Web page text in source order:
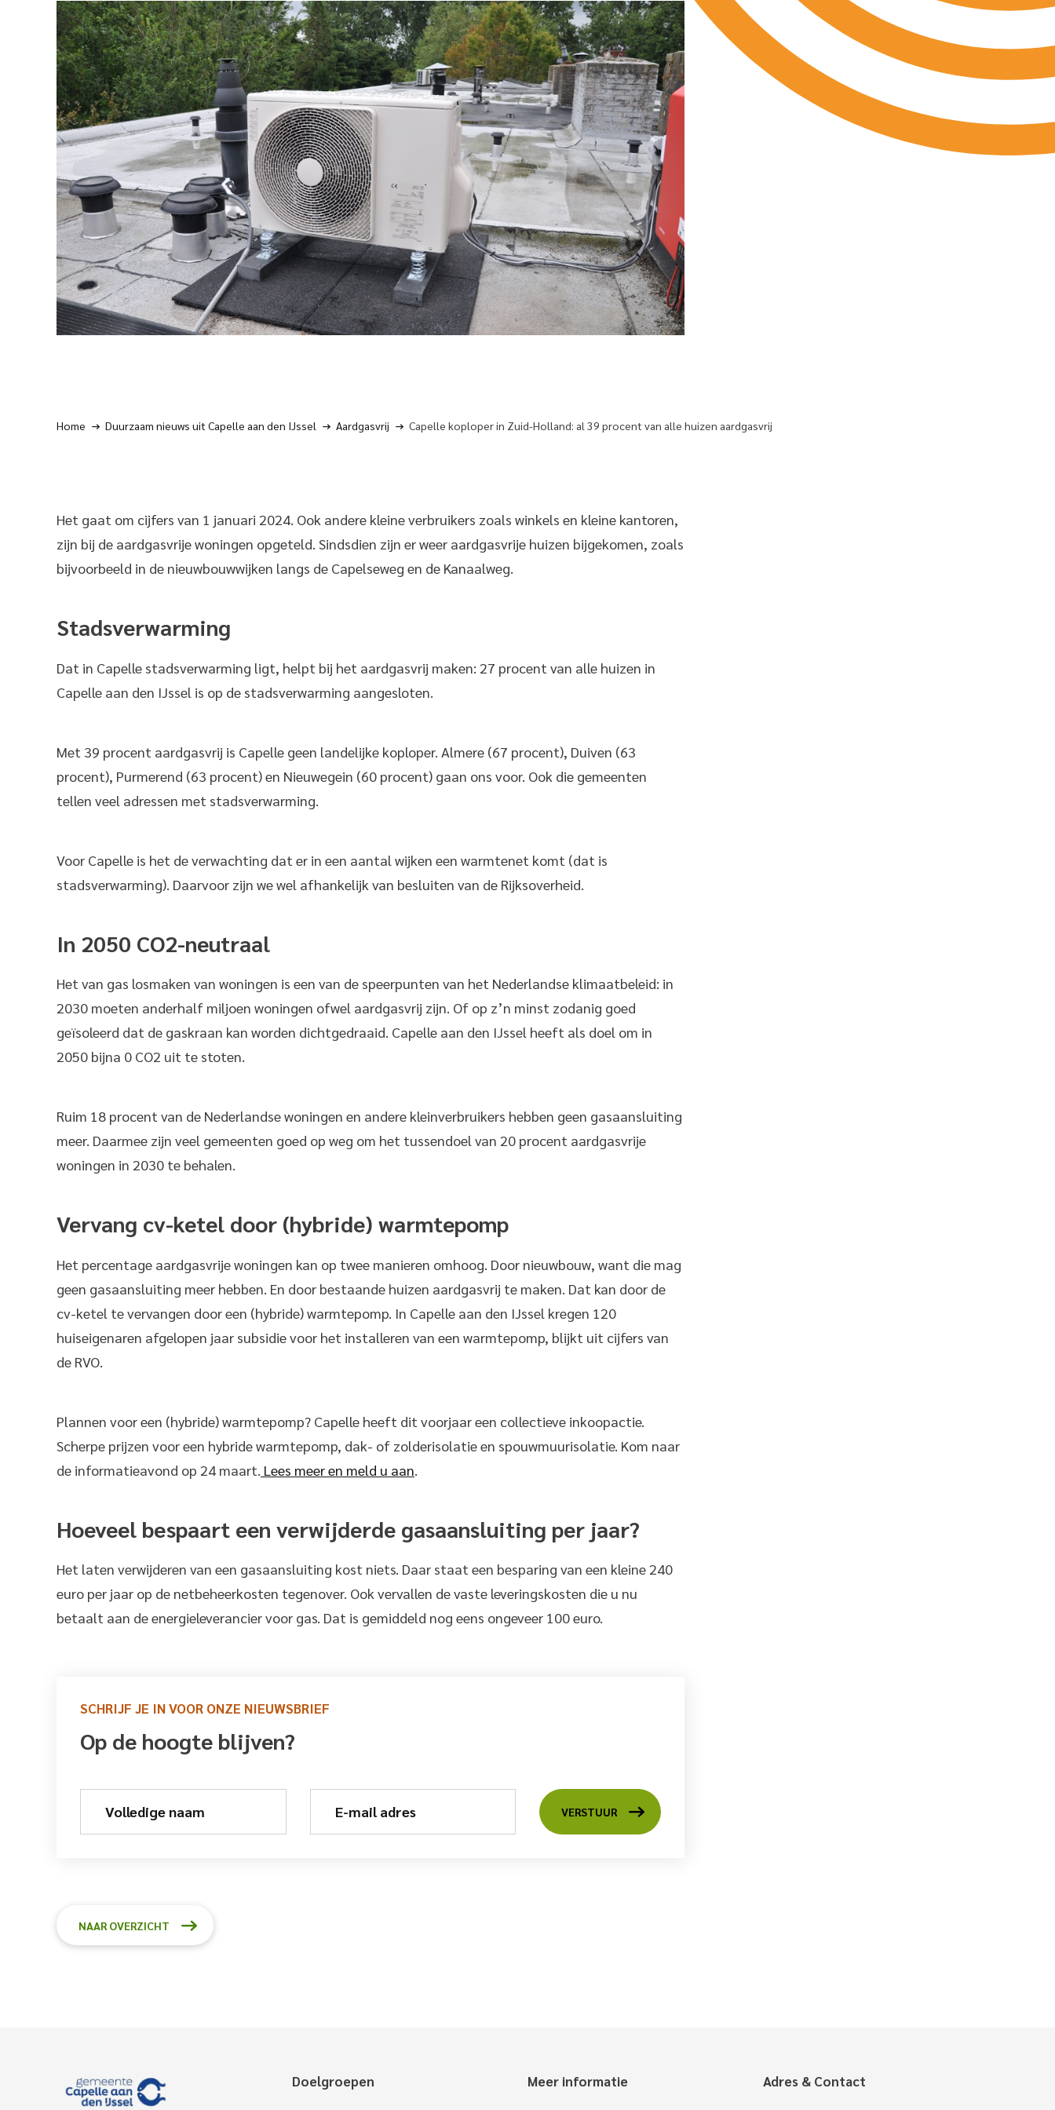
Home Duurzaam nieuws uit Capelle aan den IJssel Aardgasvrij Capelle koploper in Zuid-Holland: al 39 procent van alle huizen aardgasvrij
Het gaat om cijfers van 1 januari 2024. Ook andere kleine verbruikers zoals winkels en kleine kantoren,
zijn bij de aardgasvrije woningen opgeteld. Sindsdien zijn er weer aardgasvrije huizen bijgekomen, zoals
bijvoorbeeld in de nieuwbouwwijken langs de Capelseweg en de Kanaalweg.
Stadsverwarming
Dat in Capelle stadsverwarming ligt, helpt bij het aardgasvrij maken: 27 procent van alle huizen in
Capelle aan den IJssel is op de stadsverwarming aangesloten.
Met 39 procent aardgasvrij is Capelle geen landelijke koploper. Almere (67 procent), Duiven (63
procent), Purmerend (63 procent) en Nieuwegein (60 procent) gaan ons voor. Ook die gemeenten
tellen veel adressen met stadsverwarming.
Voor Capelle is het de verwachting dat er in een aantal wijken een warmtenet komt (dat is
stadsverwarming). Daarvoor zijn we wel afhankelijk van besluiten van de Rijksoverheid.
In 2050 CO2-neutraal
Het van gas losmaken van woningen is een van de speerpunten van het Nederlandse klimaatbeleid: in
2030 moeten anderhalf miljoen woningen ofwel aardgasvrij zijn. Of op z’n minst zodanig goed
geïsoleerd dat de gaskraan kan worden dichtgedraaid. Capelle aan den IJssel heeft als doel om in
2050 bijna 0 CO2 uit te stoten.
Ruim 18 procent van de Nederlandse woningen en andere kleinverbruikers hebben geen gasaansluiting
meer. Daarmee zijn veel gemeenten goed op weg om het tussendoel van 20 procent aardgasvrije
woningen in 2030 te behalen.
Vervang cv-ketel door (hybride) warmtepomp
Het percentage aardgasvrije woningen kan op twee manieren omhoog. Door nieuwbouw, want die mag
geen gasaansluiting meer hebben. En door bestaande huizen aardgasvrij te maken. Dat kan door de
cv-ketel te vervangen door een (hybride) warmtepomp. In Capelle aan den IJssel kregen 120
huiseigenaren afgelopen jaar subsidie voor het installeren van een warmtepomp, blijkt uit cijfers van
de RVO.
Plannen voor een (hybride) warmtepomp? Capelle heeft dit voorjaar een collectieve inkoopactie.
Scherpe prijzen voor een hybride warmtepomp, dak- of zolderisolatie en spouwmuurisolatie. Kom naar
de informatieavond op 24 maart. Lees meer en meld u aan.
Hoeveel bespaart een verwijderde gasaansluiting per jaar?
Het laten verwijderen van een gasaansluiting kost niets. Daar staat een besparing van een kleine 240
euro per jaar op de netbeheerkosten tegenover. Ook vervallen de vaste leveringskosten die u nu
betaalt aan de energieleverancier voor gas. Dat is gemiddeld nog eens ongeveer 100 euro.
SCHRIJF JE IN VOOR ONZE NIEUWSBRIEF
Op de hoogte blijven?
Volledige naam E-mail adres VERSTUUR
NAAR OVERZICHT
Doelgroepen Meer informatie Adres & Contact